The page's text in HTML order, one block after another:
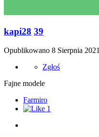
kapi28 39
Opublikowano 8 Sierpnia 2021
Zgłoś
Fajne modele
Farmiro
1